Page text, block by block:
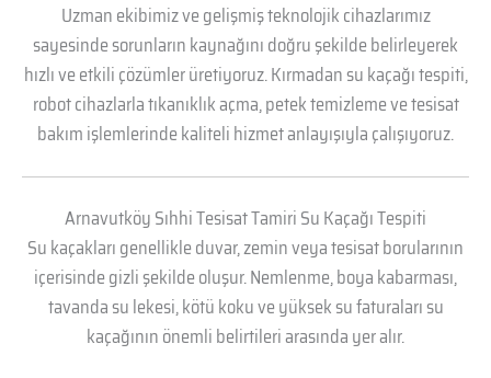
Uzman ekibimiz ve gelişmiş teknolojik cihazlarımız
sayesinde sorunların kaynağını doğru şekilde belirleyerek
hızlı ve etkili çözümler üretiyoruz. Kırmadan su kaçağı tespiti,
robot cihazlarla tıkanıklık açma, petek temizleme ve tesisat
bakım işlemlerinde kaliteli hizmet anlayışıyla çalışıyoruz.
Arnavutköy Sıhhi Tesisat Tamiri Su Kaçağı Tespiti
Su kaçakları genellikle duvar, zemin veya tesisat borularının
içerisinde gizli şekilde oluşur. Nemlenme, boya kabarması,
tavanda su lekesi, kötü koku ve yüksek su faturaları su
kaçağının önemli belirtileri arasında yer alır.